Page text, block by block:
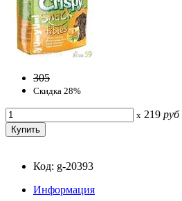
305
Скидка 28%
x 219 руб
Код: g-20393
Информация